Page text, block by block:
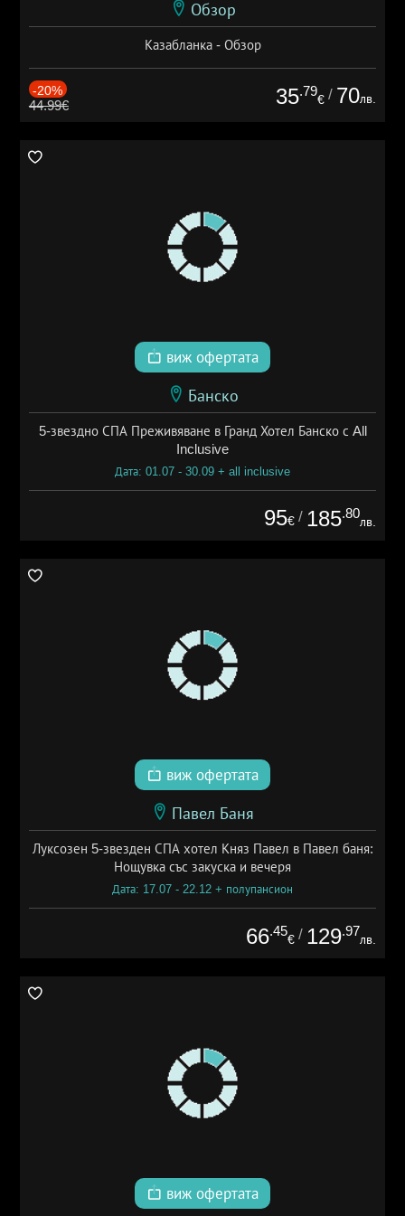
Обзор
Казабланка - Обзор
-20%
44.99€ 35.79
€ / 70лв.
виж офертата
Банско
5-звездно СПА Преживяване в Гранд Хотел Банско с All
Inclusive
Дата: 01.07 - 30.09 + all inclusive
95€ / 185.80
лв.
виж офертата
Павел Баня
Луксозен 5-звезден СПА хотел Княз Павел в Павел баня:
Нощувка със закуска и вечеря
Дата: 17.07 - 22.12 + полупансион
66.45
€ / 129.97
лв.
виж офертата